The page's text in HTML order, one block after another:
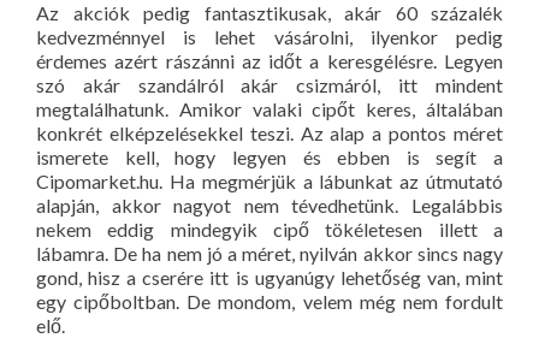
Az akciók pedig fantasztikusak, akár 60 százalék
kedvezménnyel is lehet vásárolni, ilyenkor pedig
érdemes azért rászánni az időt a keresgélésre. Legyen
szó akár szandálról akár csizmáról, itt mindent
megtalálhatunk. Amikor valaki cipőt keres, általában
konkrét elképzelésekkel teszi. Az alap a pontos méret
ismerete kell, hogy legyen és ebben is segít a
Cipomarket.hu. Ha megmérjük a lábunkat az útmutató
alapján, akkor nagyot nem tévedhetünk. Legalábbis
nekem eddig mindegyik cipő tökéletesen illett a
lábamra. De ha nem jó a méret, nyilván akkor sincs nagy
gond, hisz a cserére itt is ugyanúgy lehetőség van, mint
egy cipőboltban. De mondom, velem még nem fordult
elő.